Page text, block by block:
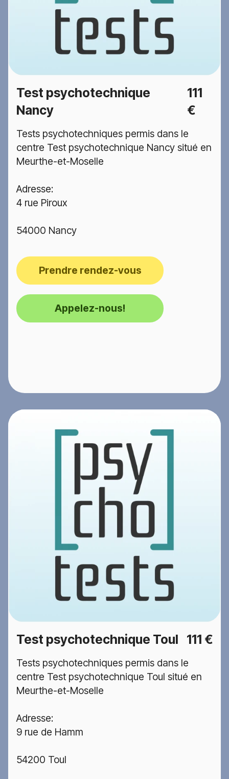
Test psychotechnique
Nancy
111
€
Tests psychotechniques permis dans le
centre Test psychotechnique Nancy situé en
Meurthe-et-Moselle
Adresse:
4 rue Piroux
54000 Nancy
Prendre rendez-vous
Appelez-nous!
Test psychotechnique Toul 111 €
Tests psychotechniques permis dans le
centre Test psychotechnique Toul situé en
Meurthe-et-Moselle
Adresse:
9 rue de Hamm
54200 Toul